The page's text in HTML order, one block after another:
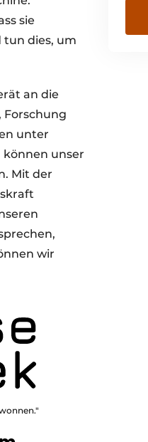
sie
dies, um
an die
Forschung
unter
unser
Mit der
wir